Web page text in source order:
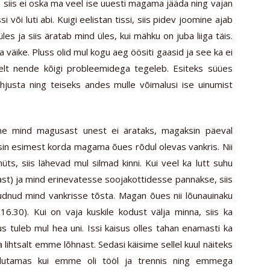
ei oska ma veel ise uuesti magama jääda ning vajan
või luti abi. Kuigi eelistan tissi, siis pidev joomine ajab
ja siis äratab mind üles, kui mähku on juba liiga täis.
Pluss olid mul kogu aeg öösiti gaasid ja see ka ei
nende kõigi probleemidega tegeleb. Esiteks süües
ning teiseks andes mulle võimalusi ise uinumist
mind magusast unest ei ärataks, magaksin päeval
esimest korda magama õues rõdul olevas vankris. Nii
siis lähevad mul silmad kinni. Kui veel ka lutt suhu
ja mind erinevatesse soojakottidesse pannakse, siis
mind vankrisse tõsta. Magan õues nii lõunauinaku
Kui on vaja kuskile kodust välja minna, siis ka
tuleb mul hea uni. Issi kaisus olles tahan enamasti ka
emme lõhnast. Sedasi käisime sellel kuul näiteks
kui emme oli tööl ja trennis ning emmega